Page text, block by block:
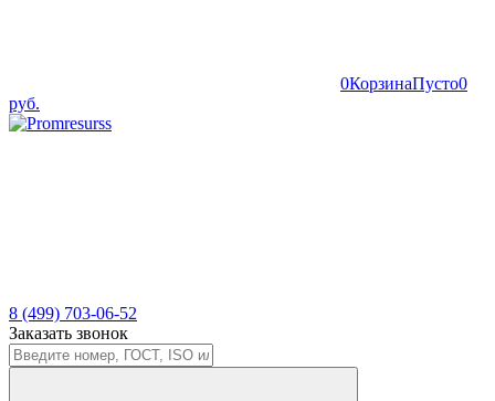
0КорзинаПусто0
руб.
8 (499) 703-06-52
Заказать звонок